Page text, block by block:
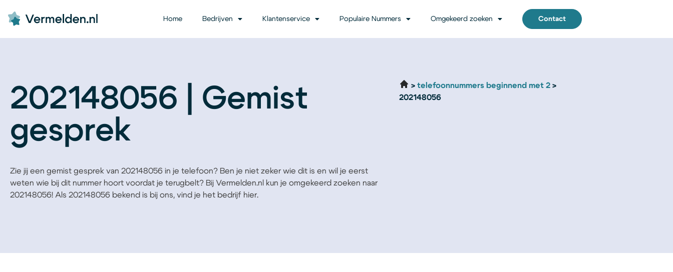
Home Bedrijven Klantenservice Populaire Nummers Omgekeerd zoeken Contact
202148056 | Gemist
gesprek
Zie jij een gemist gesprek van 202148056 in je telefoon? Ben je niet zeker wie dit is en wil je eerst
weten wie bij dit nummer hoort voordat je terugbelt? Bij Vermelden.nl kun je omgekeerd zoeken naar
202148056! Als 202148056 bekend is bij ons, vind je het bedrijf hier.
telefoonnummers beginnend met 2
202148056